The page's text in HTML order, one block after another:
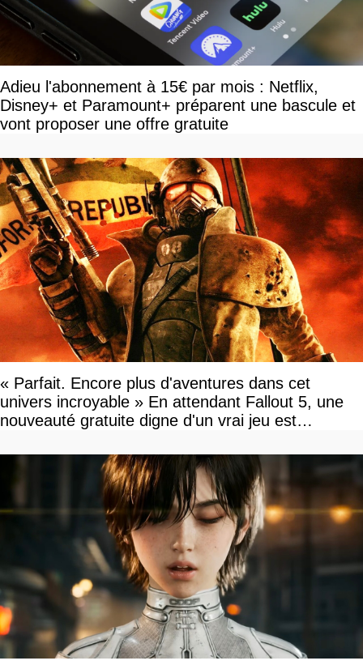
Adieu l'abonnement à 15€ par mois : Netflix,
Disney+ et Paramount+ préparent une bascule et
vont proposer une offre gratuite
« Parfait. Encore plus d'aventures dans cet
univers incroyable » En attendant Fallout 5, une
nouveauté gratuite digne d'un vrai jeu est